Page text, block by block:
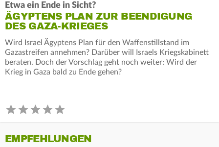
Etwa ein Ende in Sicht?
ÄGYPTENS PLAN ZUR BEENDIGUNG
DES GAZA-KRIEGES
Wird Israel Ägyptens Plan für den Waffenstillstand im
Gazastreifen annehmen? Darüber will Israels Kriegskabinett
beraten. Doch der Vorschlag geht noch weiter: Wird der
Krieg in Gaza bald zu Ende gehen?
EMPFEHLUNGEN